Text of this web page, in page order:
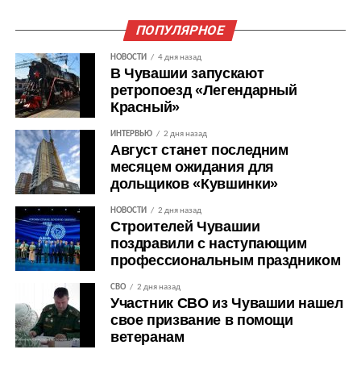
ПОПУЛЯРНОЕ
НОВОСТИ 4 дня назад
В Чувашии запускают
ретропоезд «Легендарный
Красный»
ИНТЕРВЬЮ 2 дня назад
Август станет последним
месяцем ожидания для
дольщиков «Кувшинки»
НОВОСТИ 2 дня назад
Строителей Чувашии
поздравили с наступающим
профессиональным праздником
СВО 2 дня назад
Участник СВО из Чувашии нашел
свое призвание в помощи
ветеранам